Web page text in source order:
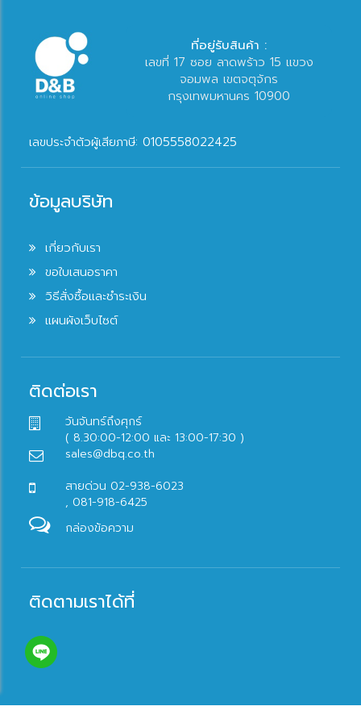
ที่อยู่รับสินค้า :
เลขที่ 17 ซอย ลาดพร้าว 15 แขวง
จอมพล เขตจตุจักร
กรุงเทพมหานคร 10900
เลขประจำตัวผู้เสียภาษี: 0105558022425
ข้อมูลบริษัท
เกี่ยวกับเรา
ขอใบเสนอราคา
วิธีสั่งซื้อและชำระเงิน
แผนผังเว็บไซต์
ติดต่อเรา
วันจันทร์ถึงศุกร์
( 8.30:00-12:00 และ 13:00-17:30 )
sales@dbq.co.th
สายด่วน 02-938-6023
, 081-918-6425
กล่องข้อความ
ติดตามเราได้ที่